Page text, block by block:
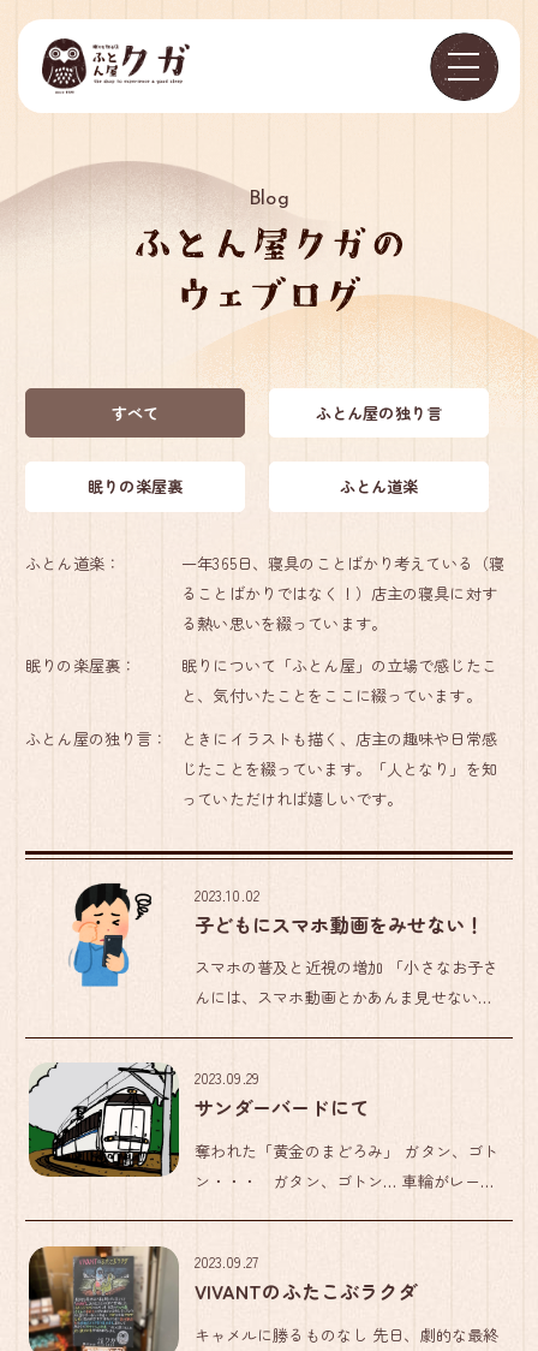
Blog
すべて ふとん屋の独り言
眠りの楽屋裏 ふとん道楽
ふとん道楽：
一年365日、寝具のことばかり考えている（寝
ることばかりではなく！）店主の寝具に対す
る熱い思いを綴っています。
眠りの楽屋裏：
眠りについて「ふとん屋」の立場で感じたこ
と、気付いたことをここに綴っています。
ふとん屋の独り言：
ときにイラストも描く、店主の趣味や日常感
じたことを綴っています。「人となり」を知
っていただければ嬉しいです。
2023.10.02
子どもにスマホ動画をみせない！
スマホの普及と近視の増加 「小さなお子さ
んには、スマホ動画とかあんま見せない方
ていますので…」 先日、５歳のお子様を連
れ、得意先のイベントに参加 […]
2023.09.29
サンダーバードにて
奪われた「黄金のまどろみ」 ガタン、ゴト
ン・・・ ガタン、ゴトン… 車輪がレール
イズがときにまるで子守唄のように気持ち
良く感じられることがある […]
2023.09.27
VIVANTのふたこぶラクダ
キャメルに勝るものなし 先日、劇的な最終